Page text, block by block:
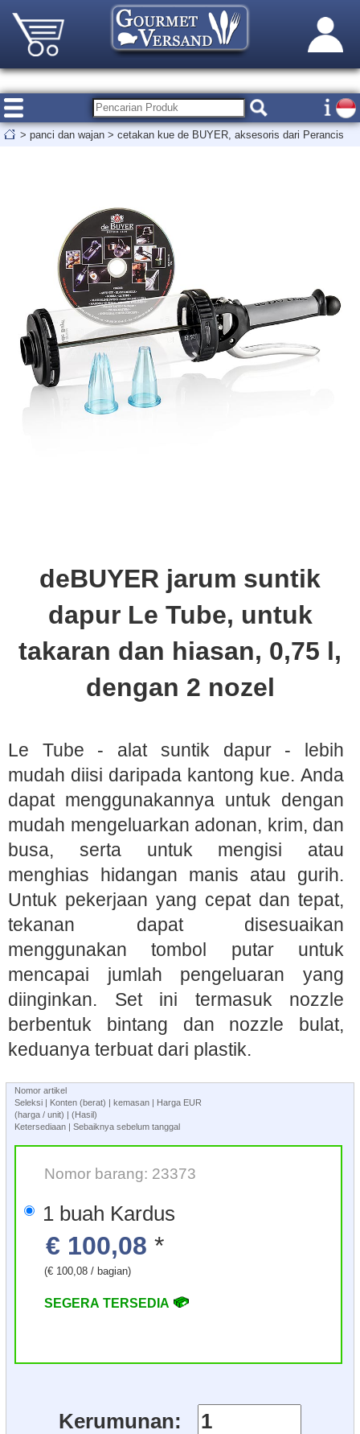
> panci dan wajan > cetakan kue de BUYER, aksesoris dari Perancis
deBUYER jarum suntik
dapur Le Tube, untuk
takaran dan hiasan, 0,75 l,
dengan 2 nozel
Le Tube - alat suntik dapur - lebih
mudah diisi daripada kantong kue. Anda
dapat menggunakannya untuk dengan
mudah mengeluarkan adonan, krim, dan
busa, serta untuk mengisi atau
menghias hidangan manis atau gurih.
Untuk pekerjaan yang cepat dan tepat,
tekanan dapat disesuaikan
menggunakan tombol putar untuk
mencapai jumlah pengeluaran yang
diinginkan. Set ini termasuk nozzle
berbentuk bintang dan nozzle bulat,
keduanya terbuat dari plastik.
Nomor artikel
Seleksi | Konten (berat) | kemasan | Harga EUR
(harga / unit) | (Hasil)
Ketersediaan | Sebaiknya sebelum tanggal
Nomor barang: 23373
1 buah Kardus
€ 100,08 *
(€ 100,08 / bagian)
SEGERA TERSEDIA
Kerumunan: